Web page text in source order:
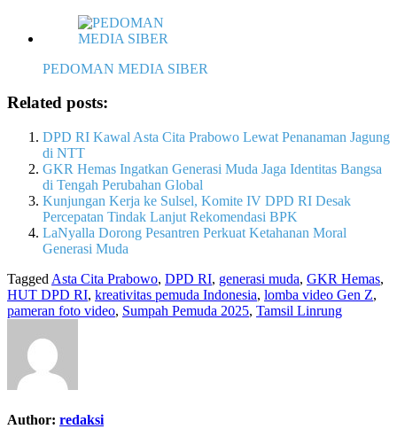
PEDOMAN MEDIA SIBER
Related posts:
DPD RI Kawal Asta Cita Prabowo Lewat Penanaman Jagung
di NTT
GKR Hemas Ingatkan Generasi Muda Jaga Identitas Bangsa
di Tengah Perubahan Global
Kunjungan Kerja ke Sulsel, Komite IV DPD RI Desak
Percepatan Tindak Lanjut Rekomendasi BPK
LaNyalla Dorong Pesantren Perkuat Ketahanan Moral
Generasi Muda
Tagged Asta Cita Prabowo, DPD RI, generasi muda, GKR Hemas,
HUT DPD RI, kreativitas pemuda Indonesia, lomba video Gen Z,
pameran foto video, Sumpah Pemuda 2025, Tamsil Linrung
Author: redaksi